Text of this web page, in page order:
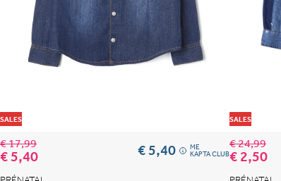
SALES
Προσθήκη
€ 17,99
€ 5,40 € 5,40 ME
ΚΑΡΤΑ CLUB
SALES
€ 24,99
€ 2,50